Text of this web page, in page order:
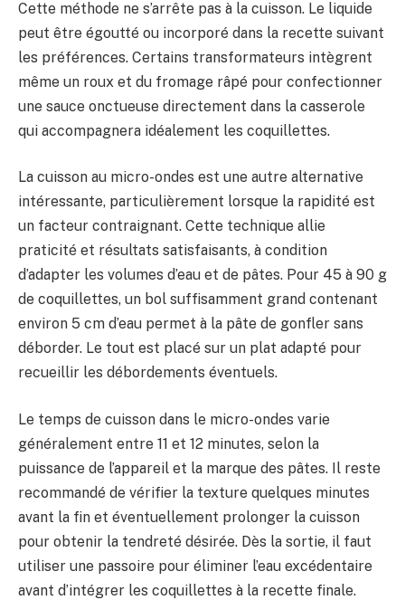
Cette méthode ne s’arrête pas à la cuisson. Le liquide
peut être égoutté ou incorporé dans la recette suivant
les préférences. Certains transformateurs intègrent
même un roux et du fromage râpé pour confectionner
une sauce onctueuse directement dans la casserole
qui accompagnera idéalement les coquillettes.
La cuisson au micro-ondes est une autre alternative
intéressante, particulièrement lorsque la rapidité est
un facteur contraignant. Cette technique allie
praticité et résultats satisfaisants, à condition
d’adapter les volumes d’eau et de pâtes. Pour 45 à 90 g
de coquillettes, un bol suffisamment grand contenant
environ 5 cm d’eau permet à la pâte de gonfler sans
déborder. Le tout est placé sur un plat adapté pour
recueillir les débordements éventuels.
Le temps de cuisson dans le micro-ondes varie
généralement entre 11 et 12 minutes, selon la
puissance de l’appareil et la marque des pâtes. Il reste
recommandé de vérifier la texture quelques minutes
avant la fin et éventuellement prolonger la cuisson
pour obtenir la tendreté désirée. Dès la sortie, il faut
utiliser une passoire pour éliminer l’eau excédentaire
avant d’intégrer les coquillettes à la recette finale.